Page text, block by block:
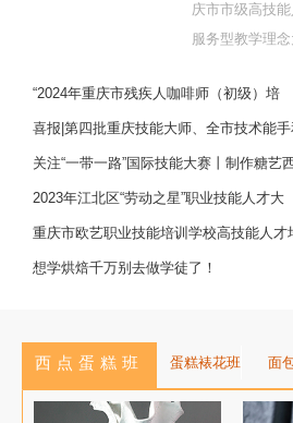
庆市市级高技
服务型教学理
十余载，致力于
感与创新思维
人才，是集技能
“2024年重庆市残疾人咖啡师（初级）培
训”职业技能提升计划活动
喜报|第四批重庆技能大师、全市技术能手
巴渝青年技能之星名单出炉，重庆欧艺职
技能培训学校技能人才榜上有名！
关注“一带一路”国际技能大赛丨制作糖艺
点，看手艺更考验审美
2023年江北区“劳动之星”职业技能人才大
赛，我校选手荣获互联网营销师第一名
重庆市欧艺职业技能培训学校高技能人才
训基地建设专家指导会会议简报
想学烘焙千万别去做学徒了！
西点蛋糕班 蛋糕裱花班 面